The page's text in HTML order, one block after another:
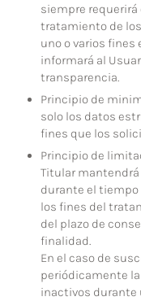
siempre
tratamiento de
uno o varios fines
informará al
transparencia.
Principio de
solo los datos
fines que los
Principio de
Titular
durante el
los fines del
del plazo de
finalidad.
En el caso de
periódicamente
inactivos durante